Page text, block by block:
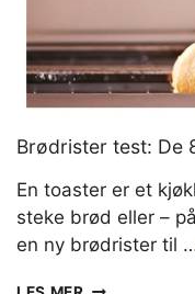
Brødrister test: De
En toaster er et
steke brød eller –
en ny brødrister til
BRØDRISTER